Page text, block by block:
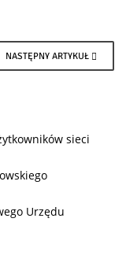
NASTĘPNY ARTYKUŁ
sieci
Urzędu